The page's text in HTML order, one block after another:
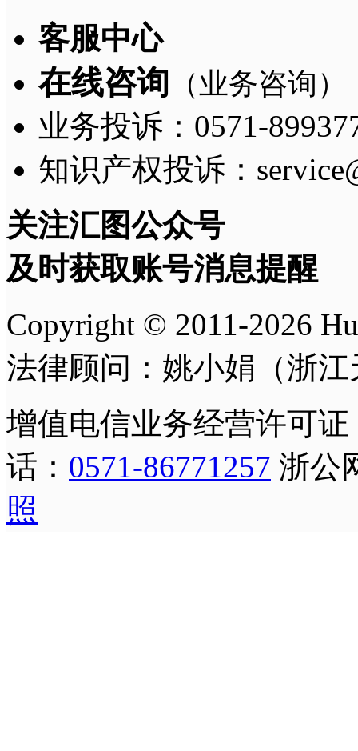
客服中心
在线咨询 （业务咨询）
业务投诉：0571-
知识产权投诉：
关注汇图公众号
及时获取账号消息提醒
Copyright © 2011-2026
法律顾问：姚小娟（浙
增值电信业务经营许可
话： 0571-86771257 浙公
照